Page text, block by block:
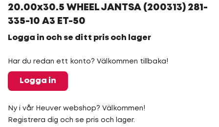
20.00x30.5 WHEEL JANTSA (200313) 281-
335-10 A3 ET-50
Logga in och se ditt pris och lager
Har du redan ett konto? Välkommen tillbaka!
Logga in
Ny i vår Heuver webshop? Välkommen!
Registrera dig och se pris och lager.